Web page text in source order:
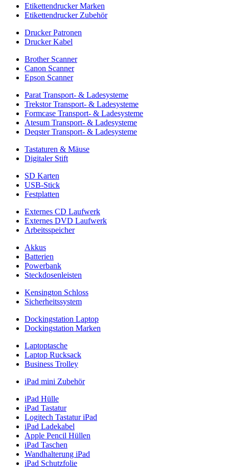
Etikettendrucker Marken
Etikettendrucker Zubehör
Drucker Patronen
Drucker Kabel
Brother Scanner
Canon Scanner
Epson Scanner
Parat Transport- & Ladesysteme
Trekstor Transport- & Ladesysteme
Formcase Transport- & Ladesysteme
Atesum Transport- & Ladesysteme
Deqster Transport- & Ladesysteme
Tastaturen & Mäuse
Digitaler Stift
SD Karten
USB-Stick
Festplatten
Externes CD Laufwerk
Externes DVD Laufwerk
Arbeitsspeicher
Akkus
Batterien
Powerbank
Steckdosenleisten
Kensington Schloss
Sicherheitssystem
Dockingstation Laptop
Dockingstation Marken
Laptoptasche
Laptop Rucksack
Business Trolley
iPad mini Zubehör
iPad Hülle
iPad Tastatur
Logitech Tastatur iPad
iPad Ladekabel
Apple Pencil Hüllen
iPad Taschen
Wandhalterung iPad
iPad Schutzfolie